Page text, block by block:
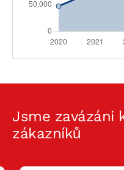
Jsme zavázáni
zákazníků